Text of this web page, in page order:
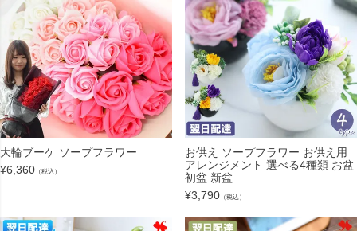
大輪ブーケ ソープフラワー
¥6,360 （税込）
お供え ソープフラワー お供え用
アレンジメント 選べる4種類 お盆
初盆 新盆
¥3,790 （税込）